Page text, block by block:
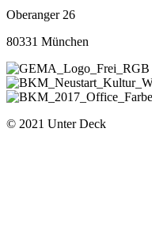
Oberanger 26
80331 München
© 2021 Unter Deck